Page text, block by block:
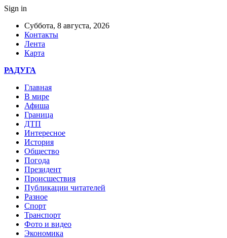
Sign in
Суббота, 8 августа, 2026
Контакты
Лента
Карта
РАДУГА
Главная
В мире
Афиша
Граница
ДТП
Интересное
История
Общество
Погода
Президент
Происшествия
Публикации читателей
Разное
Спорт
Транспорт
Фото и видео
Экономика